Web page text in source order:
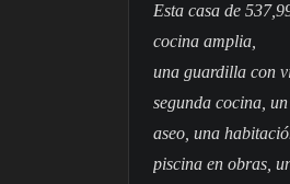
Esta casa de
cocina amplia,
una guardilla con
segunda cocina, un
aseo, una
piscina en obras,